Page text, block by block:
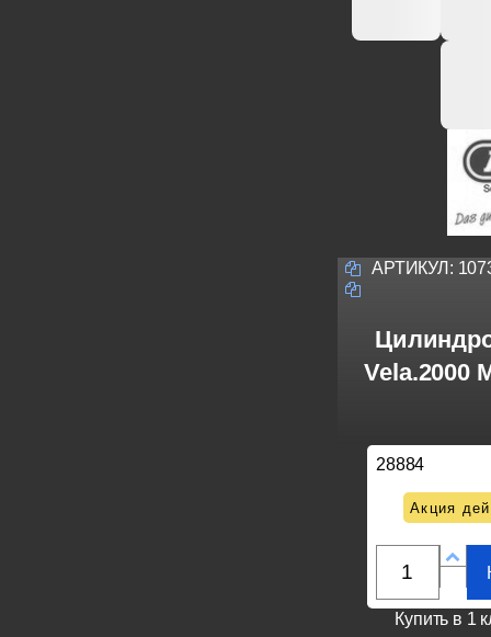
АРТИКУЛ:
Vela.2000
28884
Акция
Купить в 1